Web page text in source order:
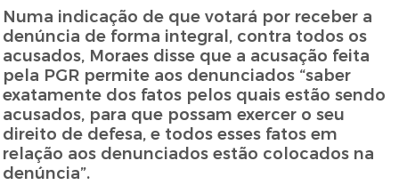
Numa indicação de que votará por receber a
denúncia de forma integral, contra todos os
acusados, Moraes disse que a acusação feita
pela PGR permite aos denunciados “saber
exatamente dos fatos pelos quais estão sendo
acusados, para que possam exercer o seu
direito de defesa, e todos esses fatos em
relação aos denunciados estão colocados na
denúncia”.